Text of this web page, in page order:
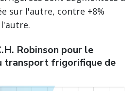
sur l'autre, contre +8%
Robinson pour le
transport frigorifique de